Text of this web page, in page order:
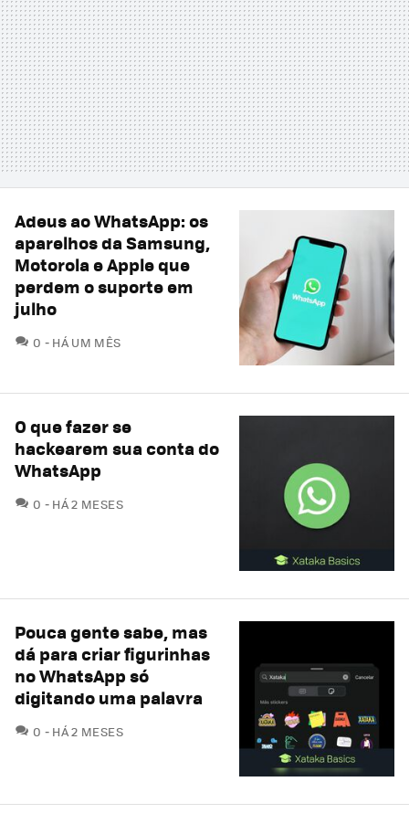
Adeus ao WhatsApp: os
aparelhos da Samsung,
Motorola e Apple que
perdem o suporte em
julho
0 COMENTÁRIOS
HÁ UM MÊS
O que fazer se
hackearem sua conta do
WhatsApp
0 COMENTÁRIOS
HÁ 2 MESES
Pouca gente sabe, mas
dá para criar figurinhas
no WhatsApp só
digitando uma palavra
0 COMENTÁRIOS
HÁ 2 MESES